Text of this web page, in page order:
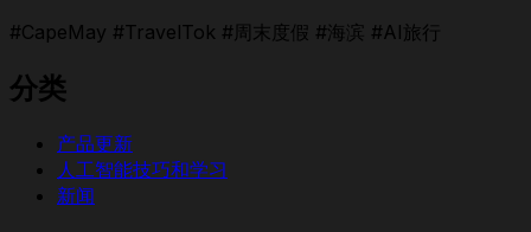
#CapeMay #TravelTok #周末度假 #海滨 #AI旅行
分类
产品更新
人工智能技巧和学习
新闻